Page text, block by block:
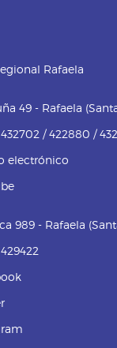
Rafaela
49 - Rafaela
/ 422880 /
electrónico
989 - Rafaela